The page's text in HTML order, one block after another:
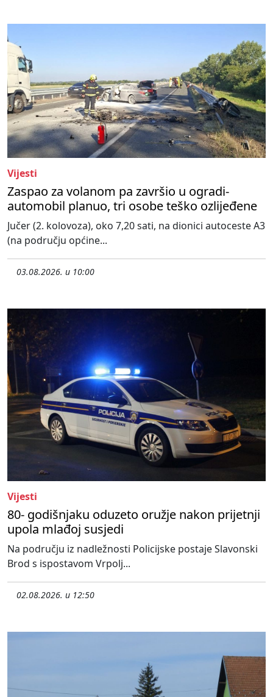
Vijesti
Zaspao za volanom pa završio u ogradi-
automobil planuo, tri osobe teško ozlijeđene
Jučer (2. kolovoza), oko 7,20 sati, na dionici autoceste A3
(na području općine...
03.08.2026. u 10:00
Vijesti
80- godišnjaku oduzeto oružje nakon prijetnji
upola mlađoj susjedi
Na području iz nadležnosti Policijske postaje Slavonski
Brod s ispostavom Vrpolj...
02.08.2026. u 12:50